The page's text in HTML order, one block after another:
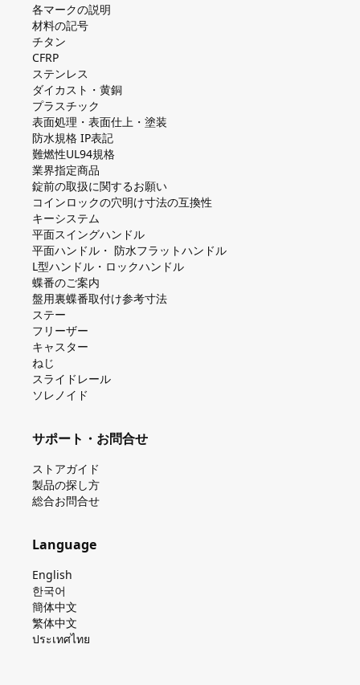
各マークの説明
材料の記号
チタン
CFRP
ステンレス
ダイカスト・⻩銅
プラスチック
表面処理・表面仕上・塗装
防⽔規格 IP表記
難燃性UL94規格
業界指定商品
錠前の取扱に関するお願い
コインロックの⽳明け⼨法の互換性
キーシステム
平⾯スイングハンドル
平⾯ハンドル・ 防⽔フラットハンドル
L型ハンドル・ロックハンドル
蝶番のご案内
盤⽤裏蝶番取付け参考⼨法
ステー
フリーザー
キャスター
ねじ
スライドレール
ソレノイド
サポート・お問合せ
ストアガイド
製品の探し⽅
総合お問合せ
Language
English
한국어
簡体中文
繁体中文
ประเทศไทย